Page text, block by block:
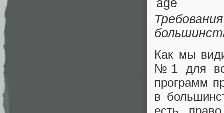
Как мы
№1 для
программ
в
есть